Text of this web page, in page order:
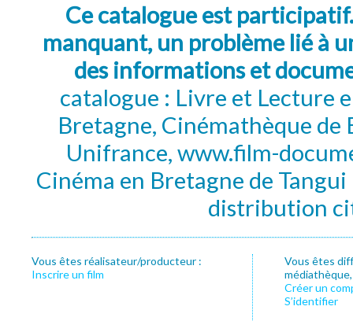
Ce catalogue est
manquant, un problème lié à
des informations et
catalogue : Livre et Lecture
Bretagne, Cinémathèque de
Unifrance, www.film-
Cinéma en Bretagne de
distribution
Vous êtes réalisateur/producteur :
Inscrire un film
Vous êtes
Créer un
S’identifier